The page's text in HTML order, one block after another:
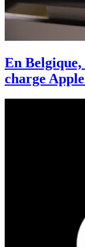
En
charge